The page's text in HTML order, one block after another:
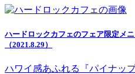
ハードロックカフェのフェア限定メ
（2021.8.29）
ハワイ感あふれる『パイナッ